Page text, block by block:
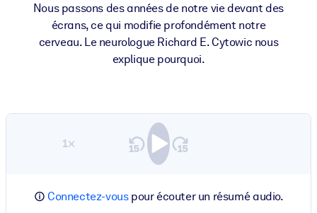
Nous passons des années de notre vie devant des
écrans, ce qui modifie profondément notre
cerveau. Le neurologue Richard E. Cytowic nous
explique pourquoi.
1×
Connectez-vouspour écouter un résumé audio.